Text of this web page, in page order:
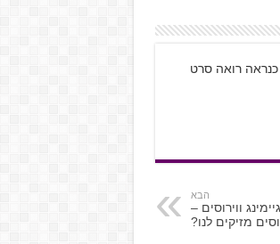
רואה סרט
הבא
ווירוסים –
מזיקים לנו?